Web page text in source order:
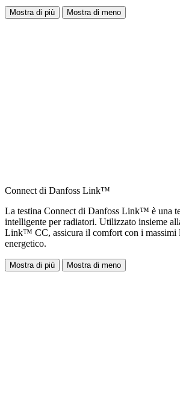
Mostra di più Mostra di meno
Connect di Danfoss Link™
La testina Connect di Danfoss Link™ è una
intelligente per radiatori. Utilizzato insieme
Link™ CC, assicura il comfort con i massimi
energetico.
Mostra di più Mostra di meno